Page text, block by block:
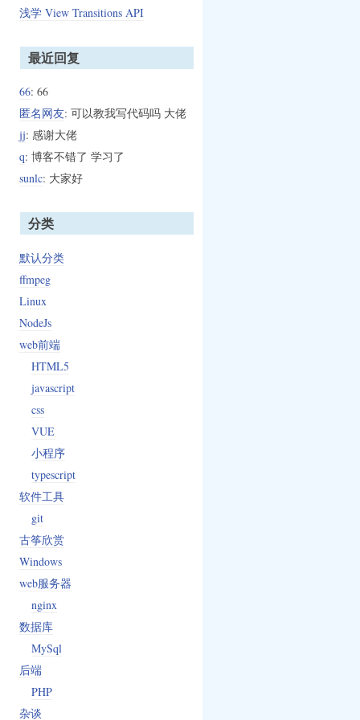
if
浅学 View Transitions API
最近回复
66: 66
匿名网友: 可以教我写代码吗 大佬
jj: 感谢大佬
q: 博客不错了 学习了
sunlc: 大家好
分类
默认分类
ffmpeg
Linux
NodeJs
web前端
HTML5
javascript
css
VUE
小程序
typescript
软件工具
git
古筝欣赏
Windows
web服务器
nginx
数据库
MySql
后端
PHP
杂谈